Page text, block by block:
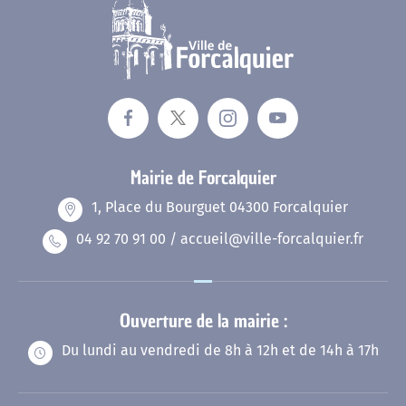
Mairie de Forcalquier
1, Place du Bourguet 04300 Forcalquier
04 92 70 91 00 / accueil@ville-forcalquier.fr
Ouverture de la mairie :
Du lundi au vendredi de 8h à 12h et de 14h à 17h